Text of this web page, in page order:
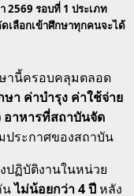
2569 รอบที่ 1 ประเภท
เลือกเข้าศึกษาทุกคนจะได้
านี้ครอบคลุมตลอด
า ค่าบำรุง ค่าใช้จ่าย
าหารที่สถาบันจัด
ระกาศของสถาบัน
ปฏิบัติงานในหน่วย
นไม่น้อยกว่า 4 ปีหลัง